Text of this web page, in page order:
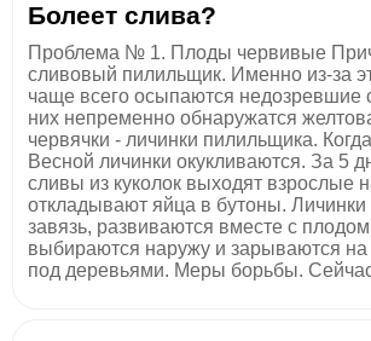
Болеет слива?
Проблема № 1. Плоды червивые
сливовый пилильщик. Именно из-за
чаще всего осыпаются недозревшие
них непременно обнаружатся
червячки - личинки пилильщика.
Весной личинки окукливаются. За 5
сливы из куколок выходят взрослые
откладывают яйца в бутоны. Личинки
завязь, развиваются вместе с
выбираются наружу и зарываются на
под деревьями. Меры борьбы.